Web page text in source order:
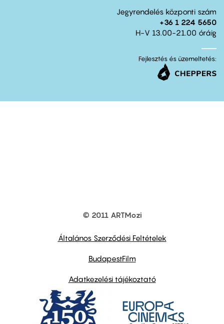
Jegyrendelés központi szám
+36 1 224 5650
H-V 13.00-21.00 óráig
Fejlesztés és üzemeltetés:
© 2011 ARTMozi
Általános Szerződési Feltételek
BudapestFilm
Adatkezelési tájékoztató